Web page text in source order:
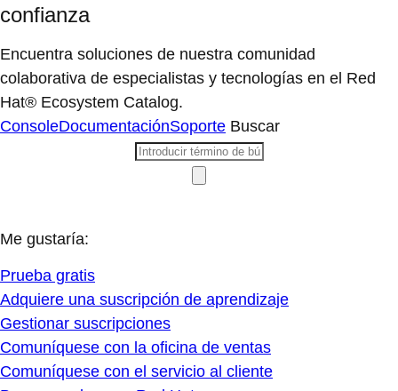
confianza
Encuentra soluciones de nuestra comunidad
colaborativa de especialistas y tecnologías en el Red
Hat® Ecosystem Catalog.
ConsoleDocumentaciónSoporte Buscar
Me gustaría:
Prueba gratis
Adquiere una suscripción de aprendizaje
Gestionar suscripciones
Comuníquese con la oficina de ventas
Comuníquese con el servicio al cliente